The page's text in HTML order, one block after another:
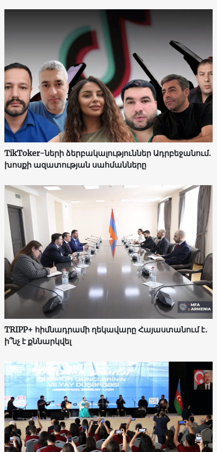
TikToker-ների ձերբակալություններ Ադրբեջանում.
խոսքի ազատության սահմանները
TRIPP+ հիմնադրամի ղեկավարը Հայաստանում է․
ի՞նչ է քննարկվել